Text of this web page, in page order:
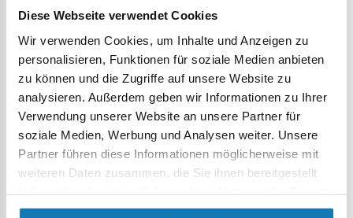
Diese Webseite verwendet Cookies
Wir verwenden Cookies, um Inhalte und Anzeigen zu
personalisieren, Funktionen für soziale Medien anbieten
zu können und die Zugriffe auf unsere Website zu
analysieren. Außerdem geben wir Informationen zu Ihrer
Verwendung unserer Website an unsere Partner für
soziale Medien, Werbung und Analysen weiter. Unsere
Partner führen diese Informationen möglicherweise mit
weiteren Daten zusammen, die Sie ihnen bereitgestellt
gesammelt haben.
COBI-6288
199,99 €
In den Warenkorb